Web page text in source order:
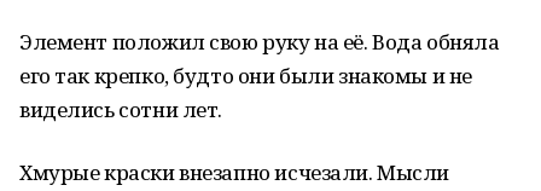
Элемент положил свою руку на её. Вода обняла
его так крепко, будто они были знакомы и не
виделись сотни лет.
Хмурые краски внезапно исчезали. Мысли